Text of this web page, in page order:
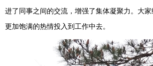
进了同事之间的交流，增强了集体凝聚力。大
更加饱满的热情投入到工作中去。